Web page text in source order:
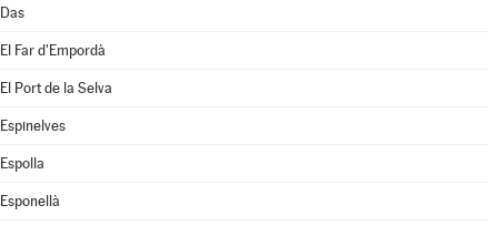
Das
El Far d'Empordà
El Port de la Selva
Espinelves
Espolla
Esponellà